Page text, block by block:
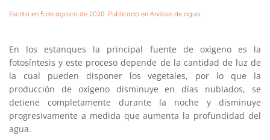
Escrito en 5 de agosto de 2020 . Publicado en Análisis de agua
En los estanques la principal fuente de oxígeno es la
fotosíntesis y este proceso depende de la cantidad de luz de
la cual pueden disponer los vegetales, por lo que la
producción de oxígeno disminuye en días nublados, se
detiene completamente durante la noche y disminuye
progresivamente a medida que aumenta la profundidad del
agua.